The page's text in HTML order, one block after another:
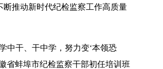
推动新时代纪检监察工作高质量
干、干中学，努力变‘本领恐
省蚌埠市纪检监察干部初任培训班